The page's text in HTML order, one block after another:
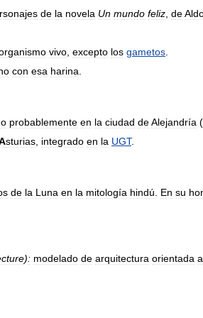
de la novela Un mundo feliz de
vivo excepto los gametos
con esa harina
probablemente en la ciudad deAlejandría (
sturias integrado en la UGT.
de la Luna en la mitología hindú En su
): modelado de arquitectura orientada a